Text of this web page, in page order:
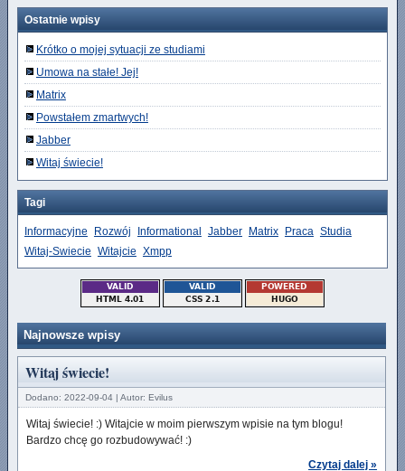
Ostatnie wpisy
Krótko o mojej sytuacji ze studiami
Umowa na stałe! Jej!
Matrix
Powstałem zmartwych!
Jabber
Witaj świecie!
Tagi
Informacyjne Rozwój Informational Jabber Matrix Praca Studia
Witaj-Swiecie Witajcie Xmpp
Najnowsze wpisy
Witaj świecie!
Dodano: 2022-09-04 | Autor: Evilus
Witaj świecie! :) Witajcie w moim pierwszym wpisie na tym blogu!
Bardzo chcę go rozbudowywać! :)
Czytaj dalej »